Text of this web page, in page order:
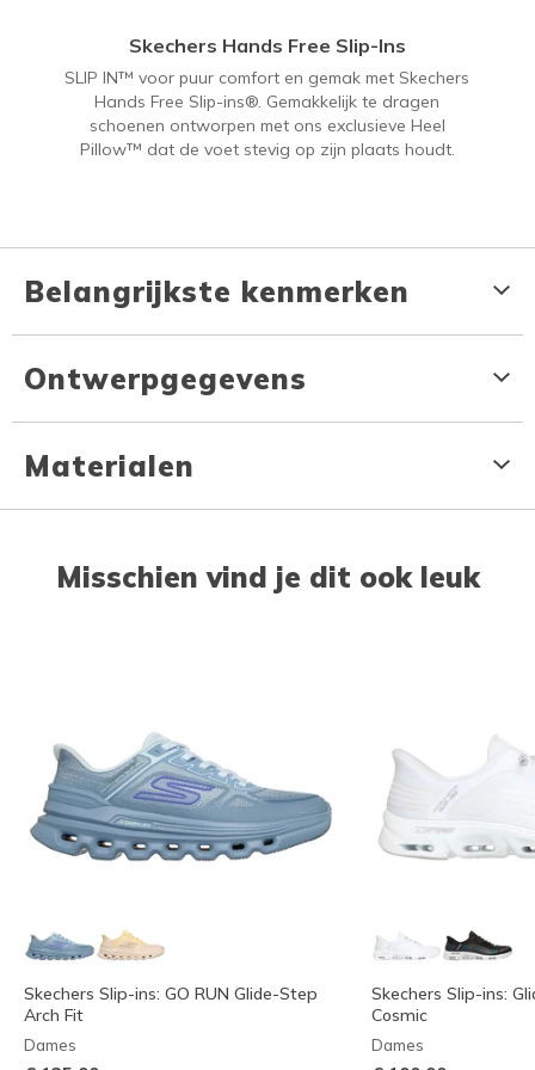
Skechers Hands Free Slip-Ins
SLIP IN™ voor puur comfort en gemak met Skechers
Hands Free Slip-ins®. Gemakkelijk te dragen
schoenen ontworpen met ons exclusieve Heel
Pillow™ dat de voet stevig op zijn plaats houdt.
Belangrijkste kenmerken
Ontwerpgegevens
Materialen
Misschien vind je dit ook leuk
Skechers Slip-ins: GO RUN Glide-Step
Arch Fit
Dames
Skechers Slip-ins:
Cosmic
Dames